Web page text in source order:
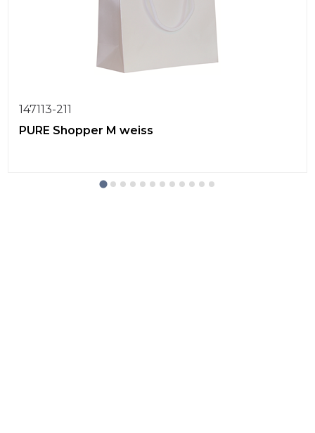
147113-211
PURE Shopper M weiss